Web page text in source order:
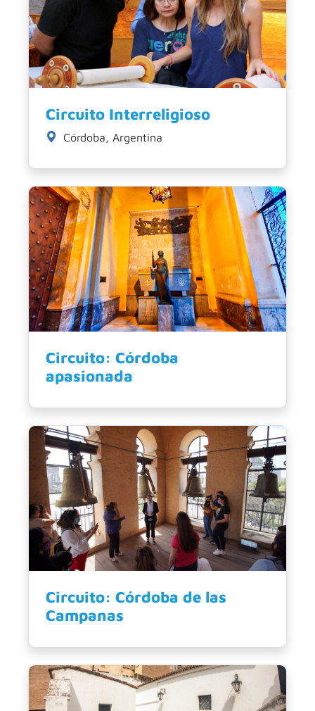
Circuito Interreligioso
Córdoba, Argentina
Circuito: Córdoba
apasionada
Circuito: Córdoba de las
Campanas